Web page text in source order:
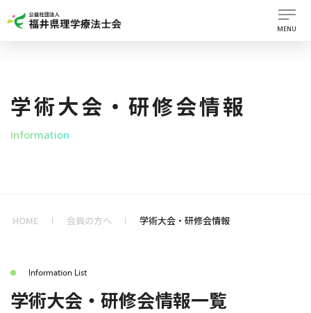
MENU
学術大会・研修会情報
Information
HOME 会員の方へ 学術大会・研修会情報
Information List
学術大会・研修会情報一覧